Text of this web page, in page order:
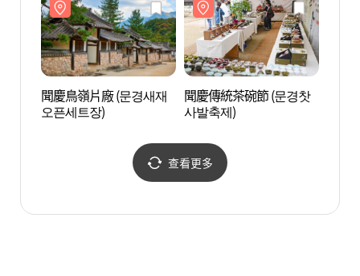
聞慶鳥嶺片廠 (문경새재
오픈세트장)
聞慶傳統茶碗節 (문경찻
사발축제)
查看更多